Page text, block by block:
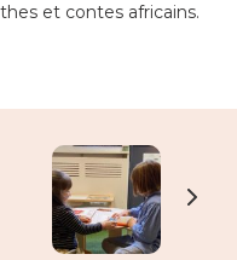
et contes africains.